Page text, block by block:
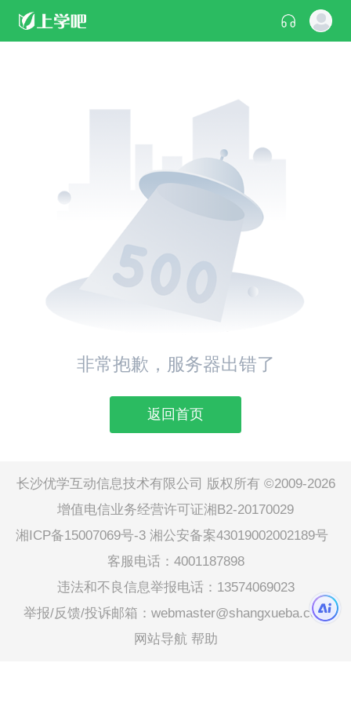
非常抱歉，服务器出错了
返回首页
长沙优学互动信息技术有限公司 版权所有 ©2009-2026
增值电信业务经营许可证湘B2-20170029
湘ICP备15007069号-3 湘公安备案43019002002189号
客服电话：4001187898
违法和不良信息举报电话：13574069023
举报/反馈/投诉邮箱：webmaster@shangxueba.com
网站导航 帮助